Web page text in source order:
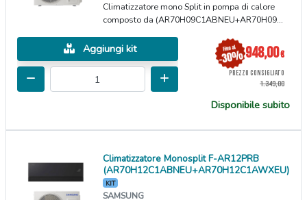
Climatizzatore mono Split in pompa di calore
composto da (AR70H09C1ABNEU+AR70H09...
Aggiungi kit 948,00€
PREZZO CONSIGLIATO
1.349,00
Disponibile subito
Climatizzatore Monosplit F-AR12PRB
(AR70H12C1ABNEU+AR70H12C1AWXEU)
KIT
SAMSUNG